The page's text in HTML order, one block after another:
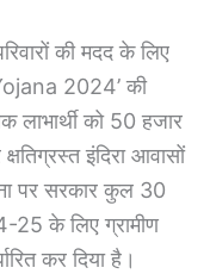
की मदद के लिए
2024’ की
को 50 हजार
इंदिरा आवासों
पर सरकार कुल 30
25 के लिए ग्रामीण
कर दिया है।